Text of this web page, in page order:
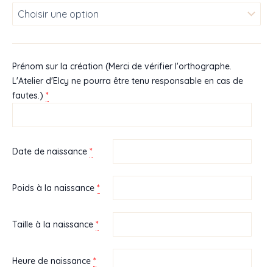
Prénom sur la création (Merci de vérifier l'orthographe.
L'Atelier d'Elcy ne pourra être tenu responsable en cas de
fautes.) *
Date de naissance *
Poids à la naissance *
Taille à la naissance *
Heure de naissance *